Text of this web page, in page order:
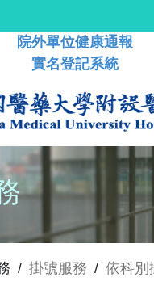
院外單位健康通報
實名登記系統
/ 掛號服務 / 依科別